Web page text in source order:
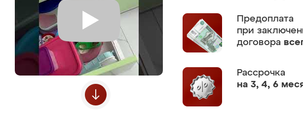
Предоплата
при
договора
Рассрочка
на 3, 4, 6